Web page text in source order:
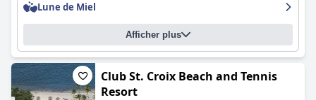
Lune de Miel
Afficher plus
Club St. Croix Beach and Tennis
Resort